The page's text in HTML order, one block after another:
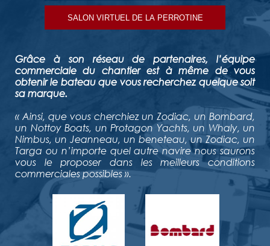
SALON VIRTUEL DE LA PERROTINE
Grâce à son réseau de partenaires, l’équipe
commerciale du chantier est à même de vous
obtenir le bateau que vous recherchez quelque soit
sa marque.
« Ainsi, que vous cherchiez un Zodiac, un Bombard,
un Nottoy Boats, un Protagon Yachts, un Whaly, un
Nimbus, un Jeanneau, un beneteau, un Zodiac, un
Targa ou n’importe quel autre navire nous saurons
vous le proposer dans les meilleurs conditions
commerciales possibles ».